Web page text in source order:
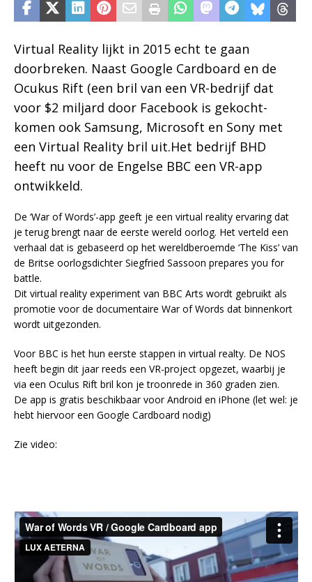
Virtual Reality lijkt in 2015 echt te gaan
doorbreken. Naast Google Cardboard en de
Ocukus Rift (een bril van een VR-bedrijf dat
voor $2 miljard door Facebook is gekocht-
komen ook Samsung, Microsoft en Sony met
een Virtual Reality bril uit.Het bedrijf BHD
heeft nu voor de Engelse BBC een VR-app
ontwikkeld.
De ‘War of Words’-app geeft je een virtual reality ervaring dat
je terug brengt naar de eerste wereld oorlog. Het verteld een
verhaal dat is gebaseerd op het wereldberoemde ‘The Kiss’ van
de Britse oorlogsdichter Siegfried Sassoon prepares you for
battle.
Dit virtual reality experiment van BBC Arts wordt gebruikt als
promotie voor de documentaire War of Words dat binnenkort
wordt uitgezonden.
Voor BBC is het hun eerste stappen in virtual realty. De NOS
heeft begin dit jaar reeds een VR-project opgezet, waarbij je
via een Oculus Rift bril kon je troonrede in 360 graden zien.
De app is gratis beschikbaar voor Android en iPhone (let wel: je
hebt hiervoor een Google Cardboard nodig)
Zie video: